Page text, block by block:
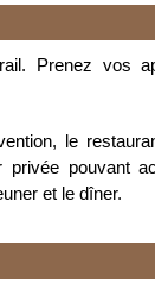
Prenez vos
le
pouvant
et le dîner.